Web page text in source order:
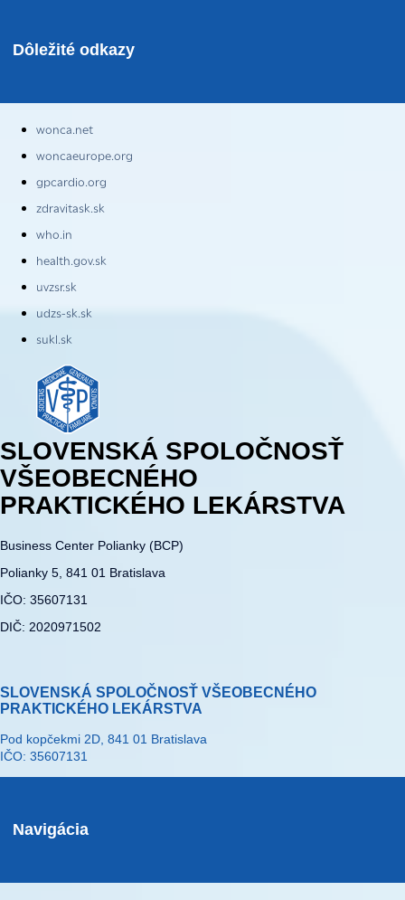
Dôležité odkazy
wonca.net
woncaeurope.org
gpcardio.org
zdravitask.sk
who.in
health.gov.sk
uvzsr.sk
udzs-sk.sk
sukl.sk
SLOVENSKÁ SPOLOČNOSŤ
VŠEOBECNÉHO
PRAKTICKÉHO LEKÁRSTVA
Business Center Polianky (BCP)
Polianky 5, 841 01 Bratislava
IČO: 35607131
DIČ: 2020971502
SLOVENSKÁ SPOLOČNOSŤ VŠEOBECNÉHO
PRAKTICKÉHO LEKÁRSTVA
Pod kopčekmi 2D, 841 01 Bratislava
IČO: 35607131
Navigácia